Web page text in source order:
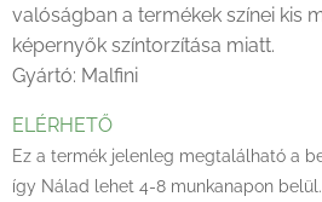
valóságban a termékek színei kis
képernyők színtorzítása miatt.
Gyártó: Malfini
ELÉRHETŐ
Ez a termék jelenleg megtalálható a
így Nálad lehet 4-8 munkanapon belül.